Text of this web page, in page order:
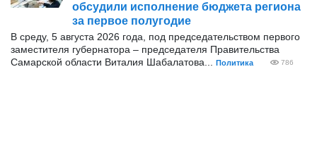
обсудили исполнение бюджета региона
за первое полугодие
В среду, 5 августа 2026 года, под председательством первого
заместителя губернатора – председателя Правительства
Самарской области Виталия Шабалатова...
Политика 786